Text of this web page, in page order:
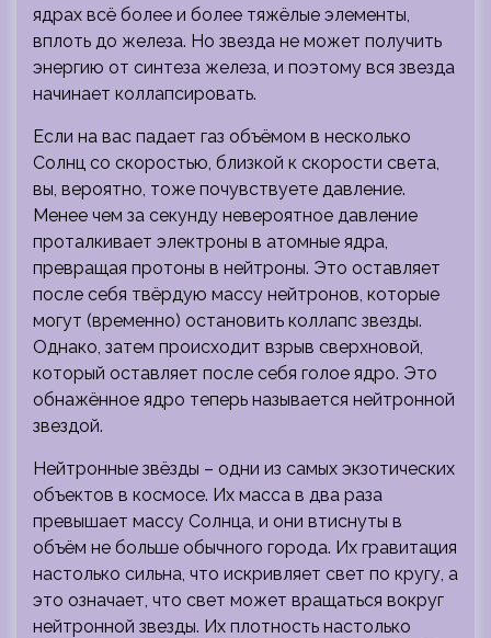
ядрах всё более и более тяжёлые элементы,
вплоть до железа. Но звезда не может получить
энергию от синтеза железа, и поэтому вся звезда
начинает коллапсировать.
Если на вас падает газ объёмом в несколько
Солнц со скоростью, близкой к скорости света,
вы, вероятно, тоже почувствуете давление.
Менее чем за секунду невероятное давление
проталкивает электроны в атомные ядра,
превращая протоны в нейтроны. Это оставляет
после себя твёрдую массу нейтронов, которые
могут (временно) остановить коллапс звезды.
Однако, затем происходит взрыв сверхновой,
который оставляет после себя голое ядро. Это
обнажённое ядро ​​теперь называется нейтронной
звездой.
Нейтронные звёзды – одни из самых экзотических
объектов в космосе. Их масса в два раза
превышает массу Солнца, и они втиснуты в
объём не больше обычного города. Их гравитация
настолько сильна, что искривляет свет по кругу, а
это означает, что свет может вращаться вокруг
нейтронной звезды. Их плотность настолько